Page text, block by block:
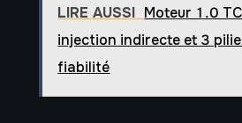
LIRE AUSSI Moteur 1.0
injection indirecte et 3
fiabilité